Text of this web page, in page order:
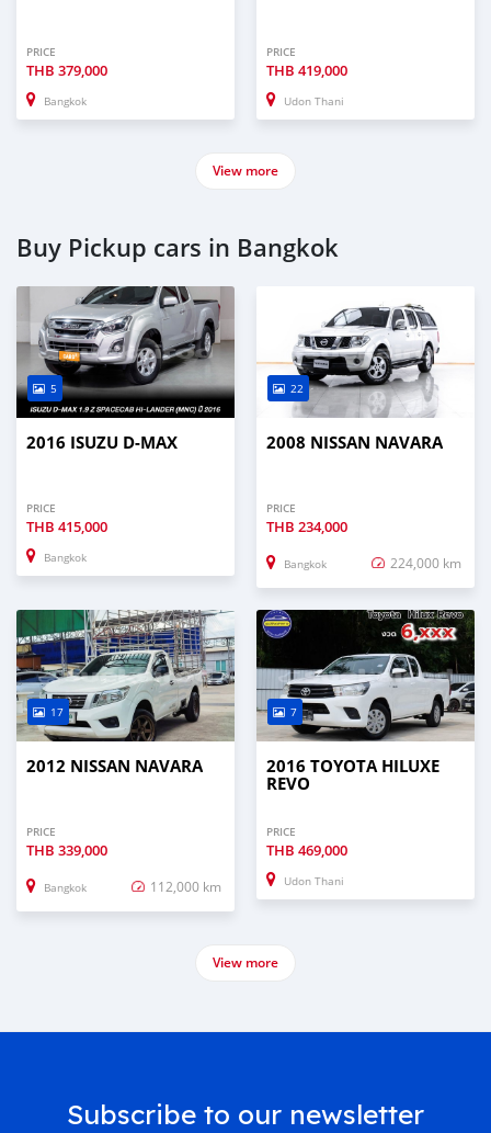
PRICE
THB 379,000
Bangkok
PRICE
THB 419,000
Udon Thani
View more
Buy Pickup cars in Bangkok
5
2016 ISUZU D-MAX
PRICE
THB 415,000
Bangkok
22
2008 NISSAN NAVARA
PRICE
THB 234,000
Bangkok 224,000 km
17
2012 NISSAN NAVARA
PRICE
THB 339,000
Bangkok 112,000 km
7
2016 TOYOTA HILUXE
REVO
PRICE
THB 469,000
Udon Thani
View more
Subscribe to our newsletter